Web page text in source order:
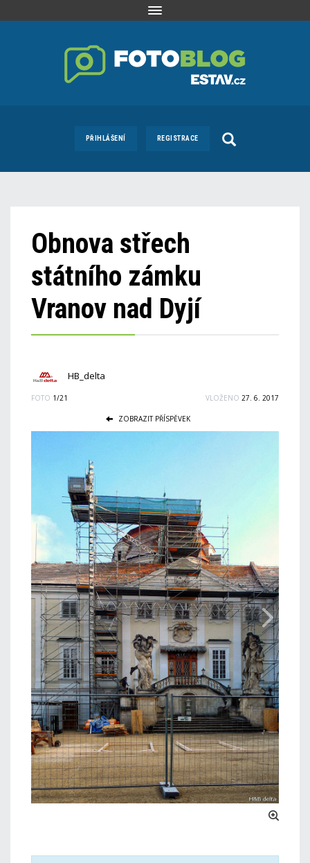
Toggle
PŘIHLÁŠENÍ REGISTRACE
Obnova střech
státního zámku
Vranov nad Dyjí
HB_delta
FOTO 1/21 VLOŽENO 27. 6. 2017
ZOBRAZIT PŘÍSPĚVEK